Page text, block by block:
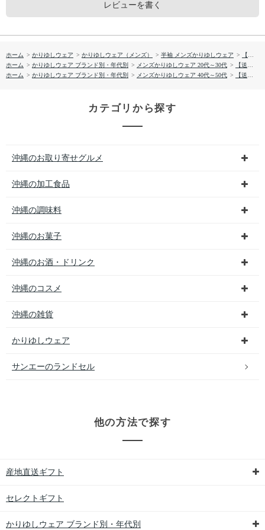
レビューを書く
ホーム > かりゆしウェア > かりゆしウェア（メンズ） > 半袖 メンズかりゆしウェア >
【送料無料】ミズガンビとリーフ柄 かりゆしウェアOK1858
ホーム > かりゆしウェア ブランド別・年代別 > メンズかりゆしウェア 20代～30代 >
【送料無料】ミズガンビとリーフ柄 かりゆしウェアOK1858
ホーム > かりゆしウェア ブランド別・年代別 > メンズかりゆしウェア 40代～50代 > 【送料無料】ミズガンビとリーフ柄 かりゆしウェアOK1858
カテゴリから探す
沖縄のお取り寄せグルメ
沖縄の加工食品
沖縄の調味料
沖縄のお菓子
沖縄のお酒・ドリンク
沖縄のコスメ
沖縄の雑貨
かりゆしウェア
サンエーのランドセル
他の方法で探す
産地直送ギフト
セレクトギフト
かりゆしウェア ブランド別・年代別